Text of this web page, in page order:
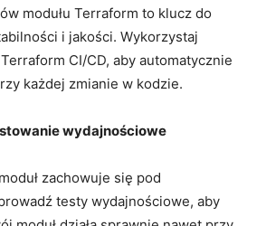
⁤modułu Terraform to klucz do
i ‍jakości. ‌Wykorzystaj
CI/CD, ⁣aby automatycznie
każdej ‍zmianie w kodzie.
wydajnościowe
zachowuje się pod
testy wydajnościowe,‌ aby